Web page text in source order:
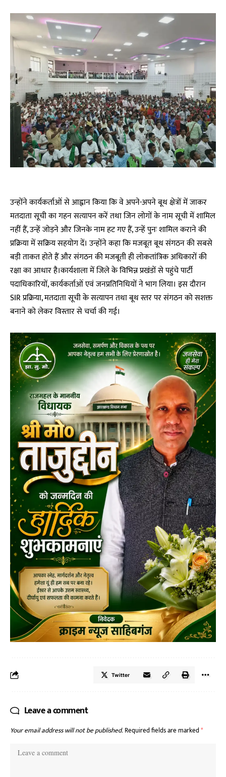
उन्होंने कार्यकर्ताओं से आह्वान किया कि वे अपने-अपने बूथ क्षेत्रों में जाकर
मतदाता सूची का गहन सत्यापन करें तथा जिन लोगों के नाम सूची में शामिल
नहीं हैं, उन्हें जोड़ने और जिनके नाम हट गए हैं, उन्हें पुनः शामिल कराने की
प्रक्रिया में सक्रिय सहयोग दें। उन्होंने कहा कि मजबूत बूथ संगठन की सबसे
बड़ी ताकत होते हैं और संगठन की मजबूती ही लोकतांत्रिक अधिकारों की
रक्षा का आधार है।कार्यशाला में जिले के विभिन्न प्रखंडों से पहुंचे पार्टी
पदाधिकारियों, कार्यकर्ताओं एवं जनप्रतिनिधियों ने भाग लिया। इस दौरान
SIR प्रक्रिया, मतदाता सूची के सत्यापन तथा बूथ स्तर पर संगठन को सशक्त
बनाने को लेकर विस्तार से चर्चा की गई।
Twitter
Leave a comment
Your email address will not be published.Required fields are marked*